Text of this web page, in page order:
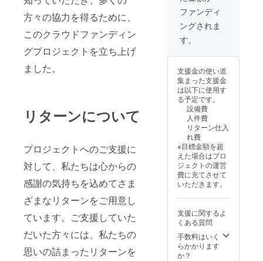
方々の協力を得るために、
このクラウドファンディン
グプロジェクトを立ち上げ
ました。
リターンについて
プロジェクトへのご支援に
対して、私たちは心からの
感謝の気持ちを込めてさま
ざまなリターンをご用意し
ています。ご支援していた
だいた方々には、私たちの
思いの詰まったリターンを
しま
す。
支援者
様の交
通費や
でご負
さい。
支援者
様との
連絡方
法：詳
細は
メール
しま
す。
ファンディ
ングされま
す。
支援金の使い道
集まった支援金
は以下に使用す
る予定です。
設備費
人件費
リターン仕入
れ費
※目標金額を超
えた場合はプロ
ジェクトの運営
費に充てさせて
いただきます。
支援に関するよ
くある質問
手数料はいく
らかかります
か？